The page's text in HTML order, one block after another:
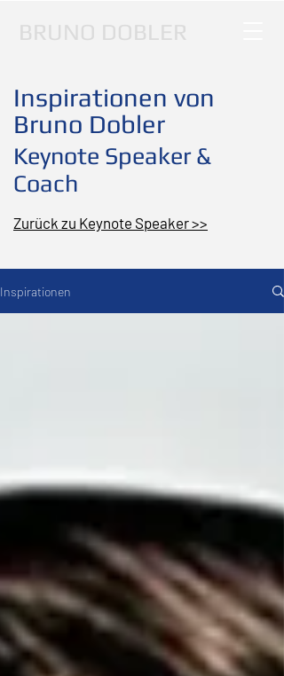
BRUNO DOBLER
Inspirationen von
Bruno Dobler
Keynote Speaker &
Coach
Zurück zu Keynote Speaker >>
Inspirationen